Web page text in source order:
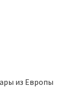
из Европы